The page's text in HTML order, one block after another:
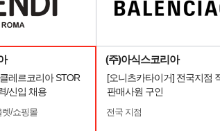
레르코리아 STOR
/신입 채용
렛/쇼핑몰
(주)아식스코리아
[오니츠카타이거] 전국지점
판매사원 구인
전국 지점